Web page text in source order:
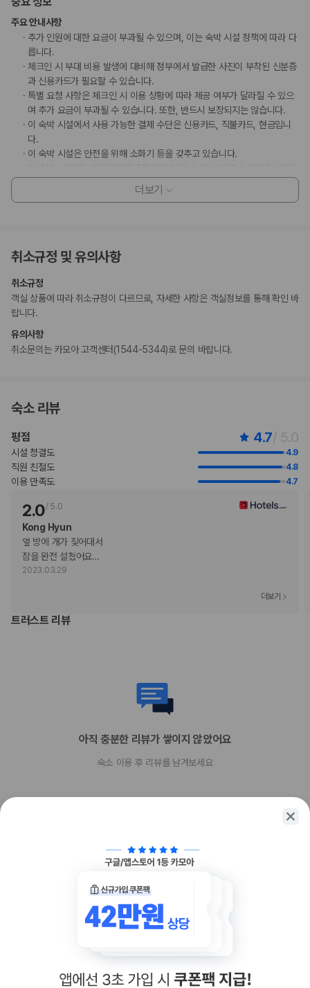
주요 안내사항
추가 인원에 대한 요금이 부과될 수 있으며, 이는 숙박 시설 정책에 따라 다
릅니다.
체크인 시 부대 비용 발생에 대비해 정부에서 발급한 사진이 부착된 신분증
과 신용카드가 필요할 수 있습니다.
특별 요청 사항은 체크인 시 이용 상황에 따라 제공 여부가 달라질 수 있으
며 추가 요금이 부과될 수 있습니다. 또한, 반드시 보장되지는 않습니다.
이 숙박 시설에서 사용 가능한 결제 수단은 신용카드, 직불카드, 현금입니
다.
이 숙박 시설은 안전을 위해 소화기 등을 갖추고 있습니다.
스와 같은 야외 공간이 있습니다. 이 부분이 염려되시면 도착 전에 숙박 시
설에 연락하여 적합한 객실을 이용할 수 있는지 확인하시기 바랍니다.
습니다. 명시된 정책은 숙박 시설에서 제공했습니다.
로 숙박 시설에 직접 연락하여 요청하실 수 있습니다.
이 숙박 시설은 자동차 없이도 이용 가능합니다.
주차 시 높이 제한이 적용됩니다.
이 숙박 시설에서는 고객의 모든 성적 지향과 성 정체성을 존중합니다(성소
수자(LGBTQ+) 환영).
목적지별 추가 요금: USD 47(숙소당, 1박 기준)
부가 정보
추가 안내사항
기타 선택사항
풀 브렉퍼스트아침 식사 요금: 성인 USD 45, 어린이 USD 22(대략적인
금액)
객실 내 무선 인터넷 요금: 1일 기준 USD 16.95(요금 변동 가능)
주차 대행 요금: 1일 기준, USD 107.00(자유롭게 출입 가능)
간이 침대 이용 요금: 1박 기준, USD 75.0
American Express
UnionPay
반려동물 허용 최대 무게(1마리당, 파운드 기준) 35
반려동물 허용 최대 무게(1마리당, kg 기준) 16
장애인 안내 동물은 요금 및 제한 사항이 면제됩니다.
반려동물 동반 가능
더보기
취소규정 및 유의사항
취소규정
객실 상품에 따라 취소규정이 다르므로, 자세한 사항은 객실정보를 통해 확인 바
랍니다.
유의사항
취소문의는 카모아 고객센터(1544-5344)로 문의 바랍니다.
숙소 리뷰
평점 4.7/ 5.0
시설 청결도 4.9
직원 친절도 4.8
이용 만족도 4.7
2.0/ 5.0
Kong Hyun
옆 방에 개가 짖어대서
잠을 완전 설쳤어요…
2023.03.29
더보기
트러스트 리뷰
아직 충분한 리뷰가 쌓이지 않았어요
숙소 이용 후 리뷰를 남겨보세요
함께 가는 친구에게 정보를 공유해보세요
카카오톡 링크복사